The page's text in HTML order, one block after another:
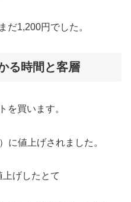
だ1,200円でした。
る時間と客層
を買います。
に値上げされました。
げしたとて